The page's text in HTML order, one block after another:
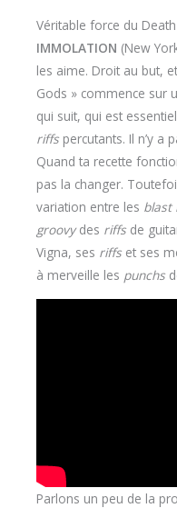
Véritable force du
IMMOLATION (New
les aime. Droit au but,
Gods » commence sur
qui suit, qui est
riffspercutants. Il n’y a
Quand ta recette
pas la changer.
variation entre les blast
groovydes riffsde
Vigna, ses riffset ses
à merveille les punchs
Parlons un peu de la